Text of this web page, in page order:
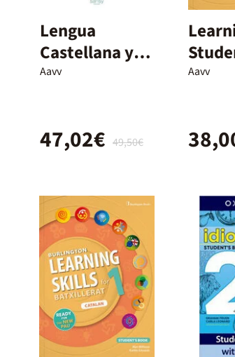
Lengua
Castellana y
Literatura – 1º
Nuevo
Aavv
49,50€
47,02€
Book -
Aavv